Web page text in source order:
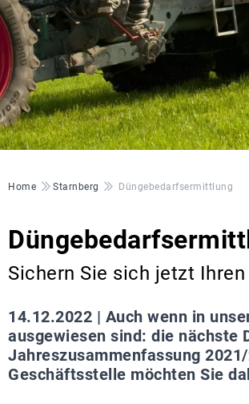
Pfadnavigation
Home Starnberg Düngebedarfsermittlung
Sichern Sie sich jetzt
14.12.2022 | Auch wenn in
ausgewiesen sind: die nächste
Jahreszusammenfassung
Geschäftsstelle möchten Sie